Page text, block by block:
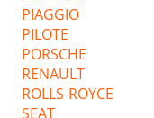
PIAGGIO
PILOTE
PORSCHE
RENAULT
ROLLS-ROYCE
SEAT